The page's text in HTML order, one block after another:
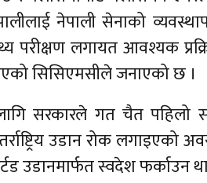
नेपाली सेनाको
परीक्षण लगायत आवश्यक
सिसिएमसीले जनाएको छ ।
सरकारले गत चैत पहिलो
उडान रोक लगाइएको
उडानमार्फत स्वदेश फर्काउन